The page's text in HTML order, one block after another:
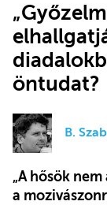
öntudat?
B.
„A hősök
a